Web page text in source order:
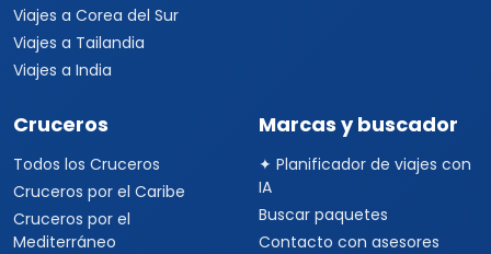
Viajes a Corea del Sur
Viajes a Tailandia
Viajes a India
Cruceros
Todos los Cruceros
Cruceros por el Caribe
Cruceros por el
Mediterráneo
Marcas y buscador
✦ Planificador de viajes con
IA
Buscar paquetes
Contacto con asesores